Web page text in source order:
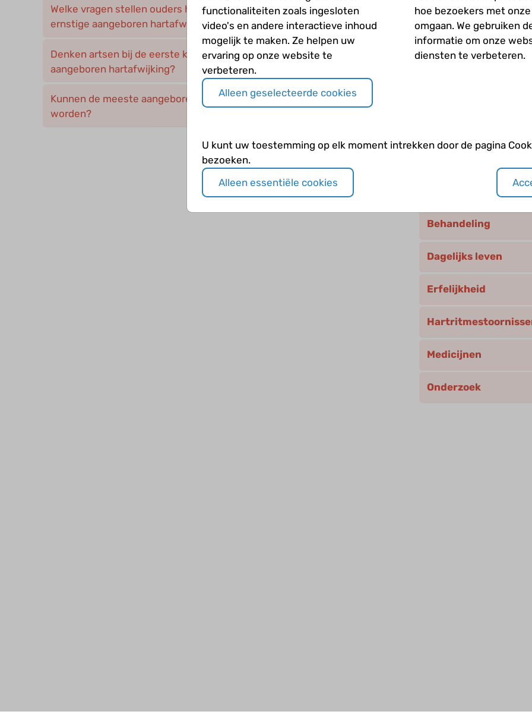
Welke vragen stellen ouders het meest na de diagnose van een
ernstige aangeboren hartafwijking?
Denken artsen bij de eerste klachten altijd direct aan een
aangeboren hartafwijking?
Kunnen de meeste aangeboren hartafwijkingen verholpen
worden?
drinken?
Welke onderzoeken
behandeling op
Behandeling
Dagelijks leven
Erfelijkheid
Medicijnen
Onderzoek
functionaliteiten zoals ingesloten
video's en andere interactieve inhoud
mogelijk te maken. Ze helpen uw
ervaring op onze website te
verbeteren.
hoe bezoekers met
omgaan. We gebruiken
informatie om onze
diensten te verbeteren.
Alleen geselecteerde cookies
U kunt uw toestemming op elk moment intrekken door de pagina
bezoeken.
Alleen essentiële cookies